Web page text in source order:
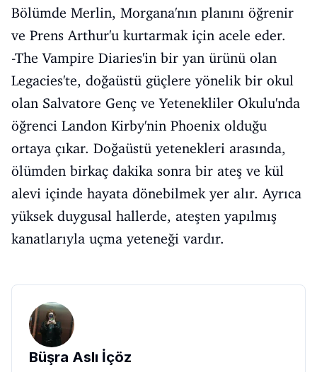
Bölümde Merlin, Morgana'nın planını öğrenir
ve Prens Arthur'u kurtarmak için acele eder.
-The Vampire Diaries'in bir yan ürünü olan
Legacies'te, doğaüstü güçlere yönelik bir okul
olan Salvatore Genç ve Yetenekliler Okulu'nda
öğrenci Landon Kirby'nin Phoenix olduğu
ortaya çıkar. Doğaüstü yetenekleri arasında,
ölümden birkaç dakika sonra bir ateş ve kül
alevi içinde hayata dönebilmek yer alır. Ayrıca
yüksek duygusal hallerde, ateşten yapılmış
kanatlarıyla uçma yeteneği vardır.
Büşra Aslı İçöz